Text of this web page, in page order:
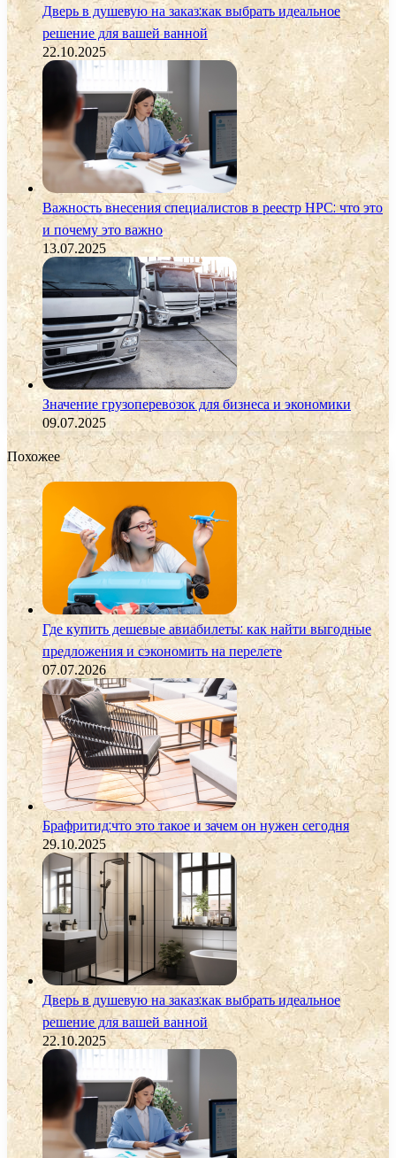
Дверь в душевую на заказ:как выбрать идеальное
решение для вашей ванной
22.10.2025
Важность внесения специалистов в реестр НРС: что это
и почему это важно
13.07.2025
Значение грузоперевозок для бизнеса и экономики
09.07.2025
Похожее
Где купить дешевые авиабилеты: как найти выгодные
предложения и сэкономить на перелете
07.07.2026
Брафритид:что это такое и зачем он нужен сегодня
29.10.2025
Дверь в душевую на заказ:как выбрать идеальное
решение для вашей ванной
22.10.2025